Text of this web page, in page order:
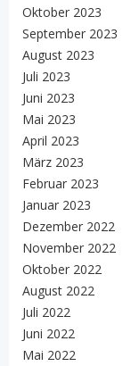
Oktober 2023
September 2023
August 2023
Juli 2023
Juni 2023
Mai 2023
April 2023
März 2023
Februar 2023
Januar 2023
Dezember 2022
November 2022
Oktober 2022
August 2022
Juli 2022
Juni 2022
Mai 2022